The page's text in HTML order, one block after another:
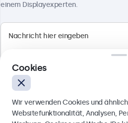
Berliner Allee 59, 40212
Deutsch
einem Displayexperten.
Cookies
Wir verwenden Cookies und
Websitefunktionalität, Analysen,